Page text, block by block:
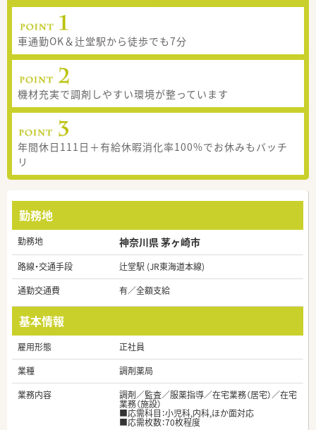
車通勤OK＆辻堂駅から徒歩でも7分
機材充実で調剤しやすい環境が整っています
年間休日111日＋有給休暇消化率100%でお休みもバッチ
リ
勤務地
勤務地 神奈川県 茅ヶ崎市
路線・交通手段
辻堂駅 (JR東海道本線)
通勤交通費
有／全額支給
基本情報
雇用形態
正社員
業種
調剤薬局
業務内容
調剤／監査／服薬指導／在宅業務（居宅）／在宅
業務（施設）
■応需科目：小児科,内科,ほか面対応
■応需枚数：70枚程度